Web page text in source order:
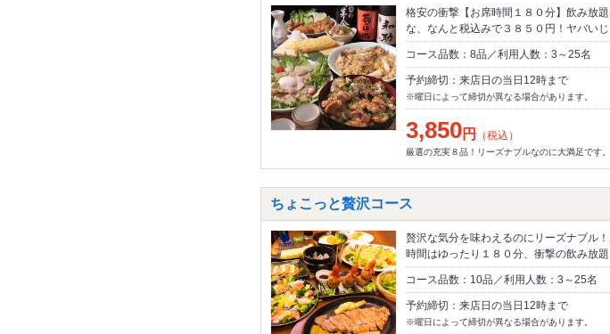
格安の衝撃【お席時間１８０分】飲み放
な、なんと税込みで３８５０円！ヤバいじ
コース品数：8品／利用人数：3～25名
予約締切：来店日の当日12時まで
※曜日によって締切が異なる場合があります。
3,850円 （税込）
厳選の充実８品！リーズナブルなのに大満足です。
ちょこっと贅沢コース
贅沢な気分を味わえるのにリーズナブル
時間はゆったり１８０分、衝撃の飲み放
コース品数：10品／利用人数：3～25名
予約締切：来店日の当日12時まで
※曜日によって締切が異なる場合があります。